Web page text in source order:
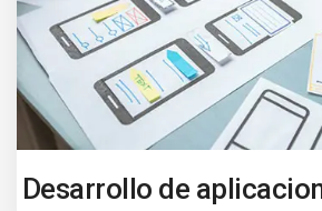
Desarrollo de